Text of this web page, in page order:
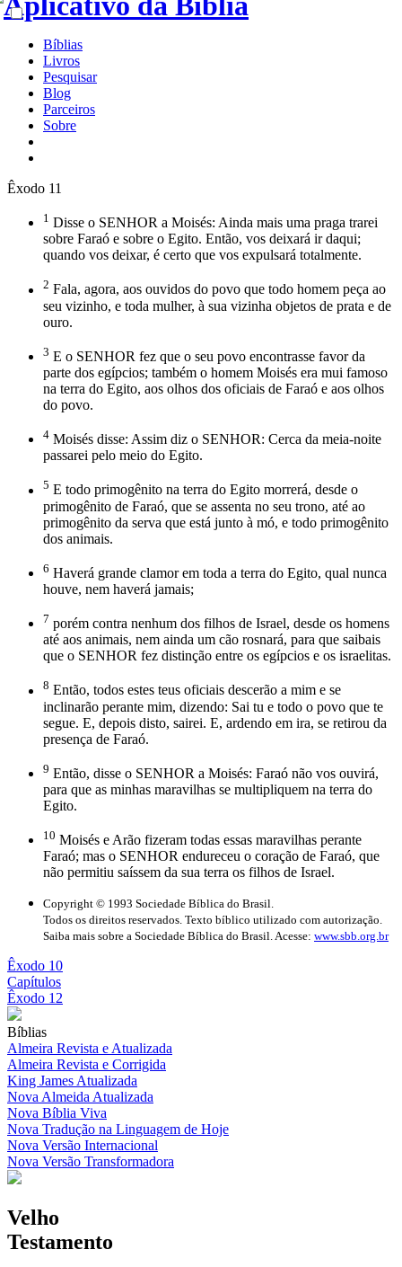
Bíblias
Livros
Pesquisar
Blog
Parceiros
Sobre
Êxodo 11
1 Disse o SENHOR a Moisés: Ainda mais uma praga trarei
sobre Faraó e sobre o Egito. Então, vos deixará ir daqui;
quando vos deixar, é certo que vos expulsará totalmente.
2 Fala, agora, aos ouvidos do povo que todo homem peça ao
seu vizinho, e toda mulher, à sua vizinha objetos de prata e de
ouro.
3 E o SENHOR fez que o seu povo encontrasse favor da
parte dos egípcios; também o homem Moisés era mui famoso
na terra do Egito, aos olhos dos oficiais de Faraó e aos olhos
do povo.
4 Moisés disse: Assim diz o SENHOR: Cerca da meia-noite
passarei pelo meio do Egito.
5 E todo primogênito na terra do Egito morrerá, desde o
primogênito de Faraó, que se assenta no seu trono, até ao
primogênito da serva que está junto à mó, e todo primogênito
dos animais.
6 Haverá grande clamor em toda a terra do Egito, qual nunca
houve, nem haverá jamais;
7 porém contra nenhum dos filhos de Israel, desde os homens
até aos animais, nem ainda um cão rosnará, para que saibais
que o SENHOR fez distinção entre os egípcios e os israelitas.
8 Então, todos estes teus oficiais descerão a mim e se
inclinarão perante mim, dizendo: Sai tu e todo o povo que te
segue. E, depois disto, sairei. E, ardendo em ira, se retirou da
presença de Faraó.
9 Então, disse o SENHOR a Moisés: Faraó não vos ouvirá,
para que as minhas maravilhas se multipliquem na terra do
Egito.
10 Moisés e Arão fizeram todas essas maravilhas perante
Faraó; mas o SENHOR endureceu o coração de Faraó, que
não permitiu saíssem da sua terra os filhos de Israel.
Copyright © 1993 Sociedade Bíblica do Brasil.
Todos os direitos reservados. Texto bíblico utilizado com autorização.
Saiba mais sobre a Sociedade Bíblica do Brasil. Acesse: www.sbb.org.br
Êxodo 10
Capítulos
Êxodo 12
Bíblias
Almeira Revista e Atualizada
Almeira Revista e Corrigida
King James Atualizada
Nova Almeida Atualizada
Nova Bíblia Viva
Nova Tradução na Linguagem de Hoje
Nova Versão Internacional
Nova Versão Transformadora
Velho
Testamento